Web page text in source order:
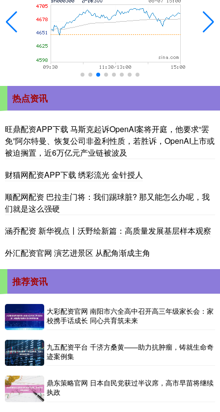
热点资讯
旺鼎配资APP下载 马斯克起诉OpenAI案将开庭，他要求“罢
免”阿尔特曼、恢复公司非盈利性质，若胜诉，OpenAI上市或
被迫搁置，近6万亿元产业链被波及
财猫网配资APP下载 绣彩流光 金针授人
顺配网配资 巴拉圭门将：我们踢球脏? 那又能怎么办呢，我
们就是这么强硬
涵乔配资 新华视点丨沃野绘新篇：高质量发展基层样本观察
外汇配资官网 演艺进景区 从配角渐成主角
推荐资讯
大彩配资官网 南阳市六全高中召开高三年级家长会：家
校携手话成长 同心共育筑未来
九五配资平台 千济方桑黄——助力抗肿瘤，铸就生命奇
迹案例集
鼎东策略官网 日本自民党获过半议席，高市早苗将继续
执政